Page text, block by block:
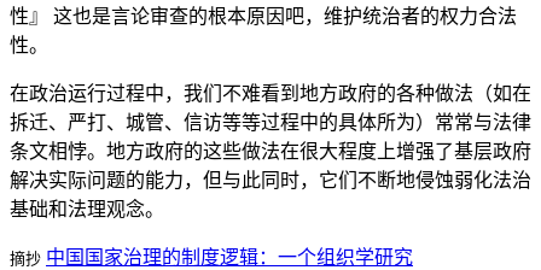
性』 这也是言论审查的根本原因吧，维护统治者的权力合法
性。
在政治运行过程中，我们不难看到地方政府的各种做法（如在
拆迁、严打、城管、信访等等过程中的具体所为）常常与法律
条文相悖。地方政府的这些做法在很大程度上增强了基层政府
解决实际问题的能力，但与此同时，它们不断地侵蚀弱化法治
基础和法理观念。
摘抄 中国国家治理的制度逻辑：一个组织学研究